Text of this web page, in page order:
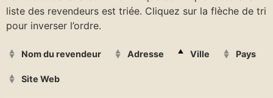
liste des revendeurs est triée. Cliquez sur la flèche de tri
pour inverser l’ordre.
Nom du revendeur Adresse Ville Pays
Site Web